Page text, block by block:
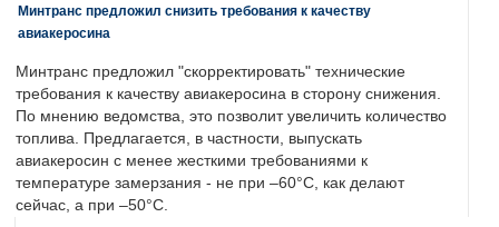
Минтранс предложил снизить требования к качеству
авиакеросина
Минтранс предложил "скорректировать" технические
требования к качеству авиакеросина в сторону снижения.
По мнению ведомства, это позволит увеличить количество
топлива. Предлагается, в частности, выпускать
авиакеросин с менее жесткими требованиями к
температуре замерзания - не при –60°C, как делают
сейчас, а при –50°C.